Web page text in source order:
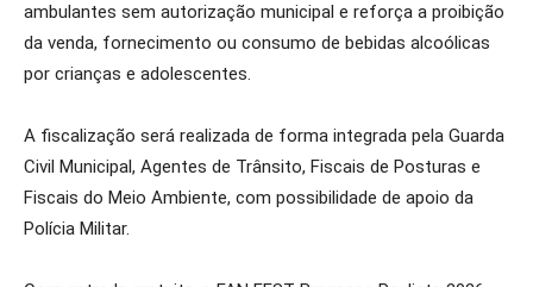
ambulantes sem autorização municipal e reforça a proibição
da venda, fornecimento ou consumo de bebidas alcoólicas
por crianças e adolescentes.
A fiscalização será realizada de forma integrada pela Guarda
Civil Municipal, Agentes de Trânsito, Fiscais de Posturas e
Fiscais do Meio Ambiente, com possibilidade de apoio da
Polícia Militar.